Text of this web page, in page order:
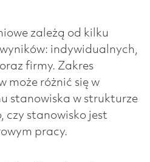
zależą od kilku
indywidualnych,
firmy. Zakres
może różnić się w
stanowiska w strukturze
czy stanowisko jest
pracy.